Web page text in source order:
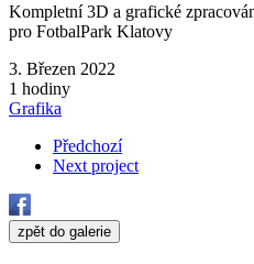
Kompletní 3D a grafické
pro FotbalPark Klatovy
3. Březen 2022
1 hodiny
Grafika
Předchozí
Next project